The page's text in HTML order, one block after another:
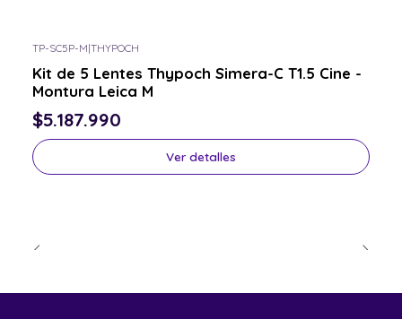
TP-SC5P-M|THYPOCH
Kit de 5 Lentes Thypoch Simera-C T1.5 Cine -
Montura Leica M
$5.187.990
Ver detalles